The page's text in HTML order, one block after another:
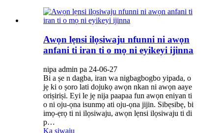
Awọn lẹnsi ilọsiwaju nfunni ni awọn
anfani ti iran ti o mọ ni eyikeyi ijinna
nipa admin pa 24-06-27
Bi a ṣe n dagba, iran wa nigbagbogbo yipada, o
jẹ ki o ṣoro lati dojukọ awọn nkan ni awọn aaye
oriṣiriṣi. Eyi le jẹ nija paapaa fun awọn eniyan ti
o ni oju-ọna isunmọ ati oju-ọna jijin. Sibẹsibẹ, bi
imọ-ẹrọ ti ni ilọsiwaju, awọn lẹnsi ilọsiwaju ti di
p…
Ka siwaju